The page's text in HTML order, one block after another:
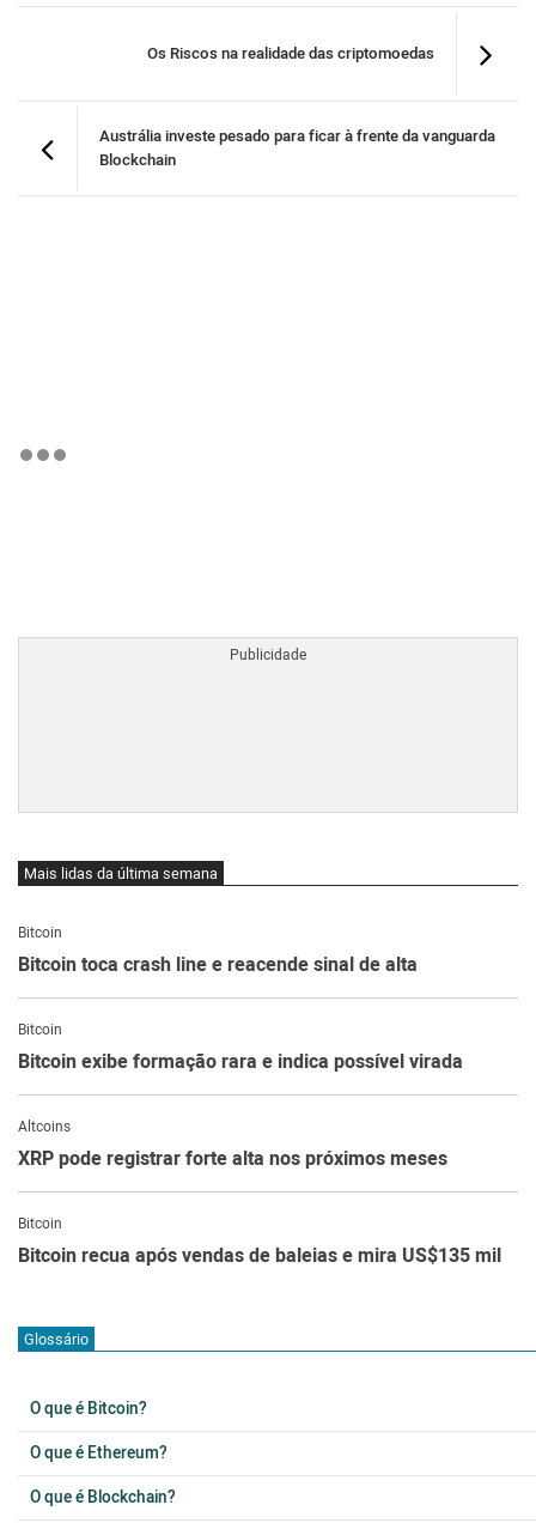
Os Riscos na realidade das criptomoedas
Austrália investe pesado para ficar à frente da vanguarda
Blockchain
Mais lidas da última semana
Bitcoin
Bitcoin toca crash line e reacende sinal de alta
Bitcoin
Bitcoin exibe formação rara e indica possível virada
Altcoins
XRP pode registrar forte alta nos próximos meses
Bitcoin
Bitcoin recua após vendas de baleias e mira US$135 mil
Glossário
O que é Bitcoin?
O que é Ethereum?
O que é Blockchain?